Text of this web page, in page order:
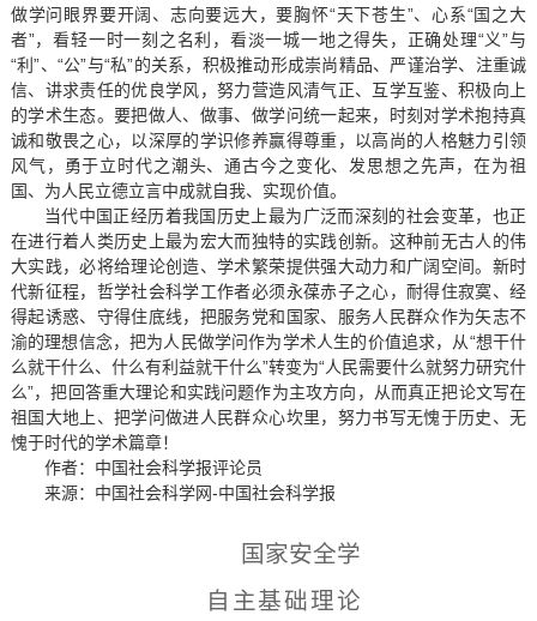
做学问眼界要开阔、志向要远大，要胸怀“天下苍生”、心系“国之大
者”，看轻一时一刻之名利，看淡一城一地之得失，正确处理“义”与
“利”、“公”与“私”的关系，积极推动形成崇尚精品、严谨治学、注重诚
信、讲求责任的优良学风，努力营造风清气正、互学互鉴、积极向上
的学术生态。要把做人、做事、做学问统一起来，时刻对学术抱持真
诚和敬畏之心，以深厚的学识修养赢得尊重，以高尚的人格魅力引领
风气，勇于立时代之潮头、通古今之变化、发思想之先声，在为祖
国、为人民立德立言中成就自我、实现价值。
当代中国正经历着我国历史上最为广泛而深刻的社会变革，也正
在进行着人类历史上最为宏大而独特的实践创新。这种前无古人的伟
大实践，必将给理论创造、学术繁荣提供强大动力和广阔空间。新时
代新征程，哲学社会科学工作者必须永葆赤子之心，耐得住寂寞、经
得起诱惑、守得住底线，把服务党和国家、服务人民群众作为矢志不
渝的理想信念，把为人民做学问作为学术人生的价值追求，从“想干什
么就干什么、什么有利益就干什么”转变为“人民需要什么就努力研究什
么”，把回答重大理论和实践问题作为主攻方向，从而真正把论文写在
祖国大地上、把学问做进人民群众心坎里，努力书写无愧于历史、无
愧于时代的学术篇章！
作者：中国社会科学报评论员
来源：中国社会科学网-中国社会科学报
国家安全学
自主基础理论